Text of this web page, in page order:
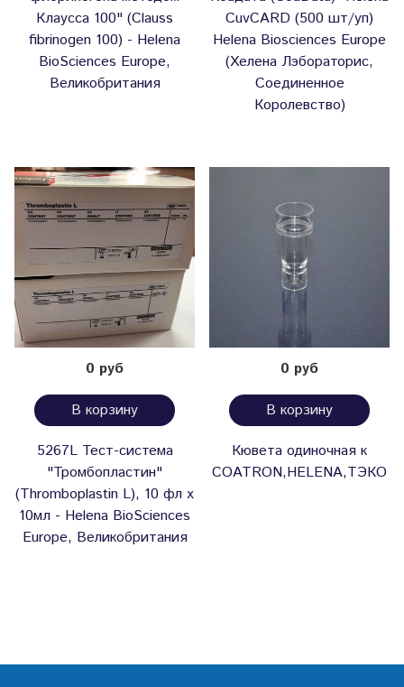
Клаусса 100" (Clauss
fibrinogen 100) - Helena
BioSciences Europe,
Великобритания
CuvCARD (500 шт/уп)
Helena Biosciences Europe
(Хелена Лэбораторис,
Соединенное
Королевство)
0 руб
В корзину
5267L Тест-система
"Тромбопластин"
(Thromboplastin L), 10 фл х
10мл - Helena BioSciences
Europe, Великобритания
0 руб
В корзину
Кювета одиночная к
COATRON,HELENA,ТЭКО